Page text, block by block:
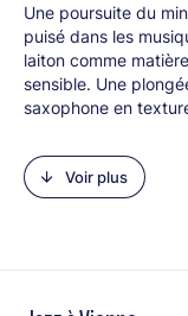
Une poursuite du
puisé dans les
laiton comme
sensible. Une
saxophone en
négatif un océan
MATTER 2930,
Voir plus